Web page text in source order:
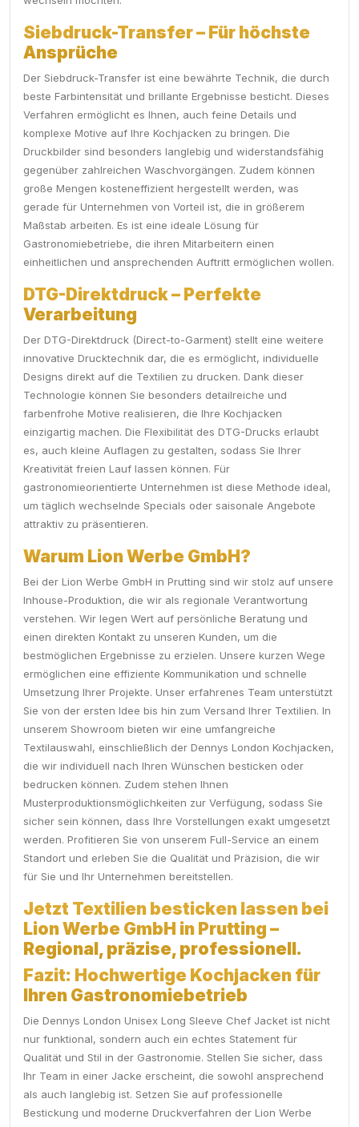
Siebdruck-Transfer – Für höchste
Ansprüche
Der Siebdruck-Transfer ist eine bewährte Technik, die durch
beste Farbintensität und brillante Ergebnisse besticht. Dieses
Verfahren ermöglicht es Ihnen, auch feine Details und
komplexe Motive auf Ihre Kochjacken zu bringen. Die
Druckbilder sind besonders langlebig und widerstandsfähig
gegenüber zahlreichen Waschvorgängen. Zudem können
große Mengen kosteneffizient hergestellt werden, was
gerade für Unternehmen von Vorteil ist, die in größerem
Maßstab arbeiten. Es ist eine ideale Lösung für
Gastronomiebetriebe, die ihren Mitarbeitern einen
einheitlichen und ansprechenden Auftritt ermöglichen wollen.
DTG-Direktdruck – Perfekte
Verarbeitung
Der DTG-Direktdruck (Direct-to-Garment) stellt eine weitere
innovative Drucktechnik dar, die es ermöglicht, individuelle
Designs direkt auf die Textilien zu drucken. Dank dieser
Technologie können Sie besonders detailreiche und
farbenfrohe Motive realisieren, die Ihre Kochjacken
einzigartig machen. Die Flexibilität des DTG-Drucks erlaubt
es, auch kleine Auflagen zu gestalten, sodass Sie Ihrer
Kreativität freien Lauf lassen können. Für
gastronomieorientierte Unternehmen ist diese Methode ideal,
um täglich wechselnde Specials oder saisonale Angebote
attraktiv zu präsentieren.
Warum Lion Werbe GmbH?
Bei der Lion Werbe GmbH in Prutting sind wir stolz auf unsere
Inhouse-Produktion, die wir als regionale Verantwortung
verstehen. Wir legen Wert auf persönliche Beratung und
einen direkten Kontakt zu unseren Kunden, um die
bestmöglichen Ergebnisse zu erzielen. Unsere kurzen Wege
ermöglichen eine effiziente Kommunikation und schnelle
Umsetzung Ihrer Projekte. Unser erfahrenes Team unterstützt
Sie von der ersten Idee bis hin zum Versand Ihrer Textilien. In
unserem Showroom bieten wir eine umfangreiche
Textilauswahl, einschließlich der Dennys London Kochjacken,
die wir individuell nach Ihren Wünschen besticken oder
bedrucken können. Zudem stehen Ihnen
Musterproduktionsmöglichkeiten zur Verfügung, sodass Sie
sicher sein können, dass Ihre Vorstellungen exakt umgesetzt
werden. Profitieren Sie von unserem Full-Service an einem
Standort und erleben Sie die Qualität und Präzision, die wir
für Sie und Ihr Unternehmen bereitstellen.
Jetzt Textilien besticken lassen bei
Lion Werbe GmbH in Prutting –
Regional, präzise, professionell.
Fazit: Hochwertige Kochjacken für
Ihren Gastronomiebetrieb
Die Dennys London Unisex Long Sleeve Chef Jacket ist nicht
nur funktional, sondern auch ein echtes Statement für
Qualität und Stil in der Gastronomie. Stellen Sie sicher, dass
Ihr Team in einer Jacke erscheint, die sowohl ansprechend
als auch langlebig ist. Setzen Sie auf professionelle
Bestickung und moderne Druckverfahren der Lion Werbe